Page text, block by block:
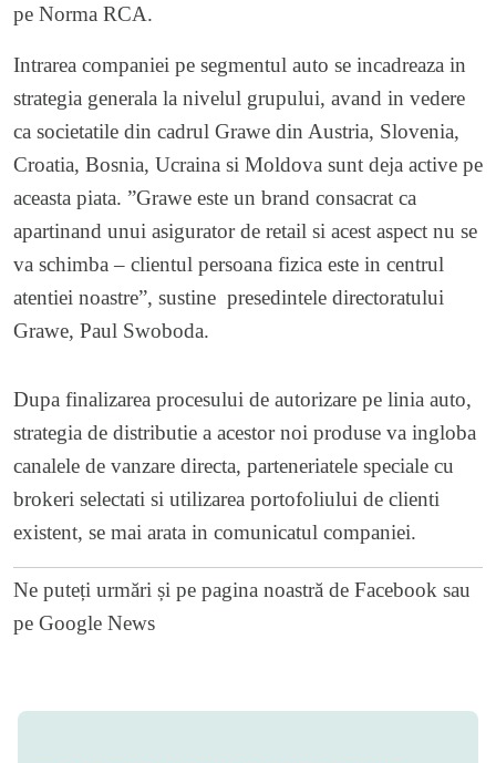
pe Norma RCA.
Intrarea companiei pe segmentul auto se incadreaza in
strategia generala la nivelul grupului, avand in vedere
ca societatile din cadrul Grawe din Austria, Slovenia,
Croatia, Bosnia, Ucraina si Moldova sunt deja active pe
aceasta piata. ”Grawe este un brand consacrat ca
apartinand unui asigurator de retail si acest aspect nu se
va schimba – clientul persoana fizica este in centrul
atentiei noastre”, sustine presedintele directoratului
Grawe, Paul Swoboda.
Dupa finalizarea procesului de autorizare pe linia auto,
strategia de distributie a acestor noi produse va ingloba
canalele de vanzare directa, parteneriatele speciale cu
brokeri selectati si utilizarea portofoliului de clienti
existent, se mai arata in comunicatul companiei.
Ne puteți urmări și pe pagina noastră de Facebook sau
pe Google News